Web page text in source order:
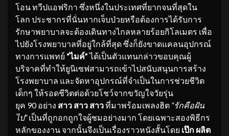
โอน ทวีปแอฟริกา ซึ่งหนึ่งในประเทศที่ยากจนที่สุดใน
โลก ประชากรที่นั่นหากเจ็บป่วยหรือต้องการได้รับการ
รักษาพยาบาลจะต้องเดินทางไกลหลายร้อยกิโลเมตร เพื่อ
ไปยังโรงพยาบาลที่อยู่ใกล้ที่สุด ซึ่งก็ยังขาดแคลนอุปกรณ์
ทางการแพทย์ “ไมค์”ได้เป็นตัวแทนกล่าวขอบคุณผู้
บริจาคที่ทำให้ยูนิเซฟสามารถเข้าไปสนับสนุนการสร้าง
โรงพยาบาล และจัดหาอุปกรณ์ที่จำเป็นในการช่วยชีวิต
เด็กๆ ให้รอดชีวิตต่อด้วยโชว์จากขวัญใจวัยรุ่น
ยุค 90 อย่าง สาว สาว สาวที่มาพร้อมเพลงฮิต “รักคือฝัน
ไป”เป็นที่ถูกอกถูกใจผู้ชมอย่างมาก โดยเฉพาะสองพิธีกร
หลักของงาน จากนั้นจึงเป็นเรื่องราวหนังสั้นโดย เป๊ก ผลิต